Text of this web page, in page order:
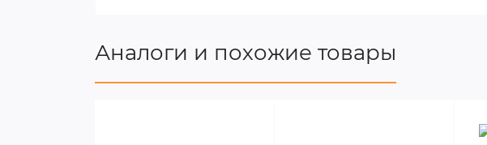
Аналоги и похожие товары